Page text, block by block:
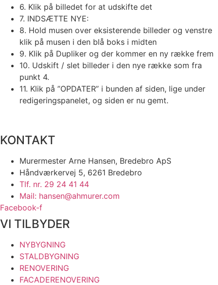
6. Klik på billedet for at udskifte det
7. INDSÆTTE NYE:
8. Hold musen over eksisterende billeder og venstre
klik på musen i den blå boks i midten
9. Klik på Dupliker og der kommer en ny række frem
10. Udskift / slet billeder i den nye række som fra
punkt 4.
11. Klik på ”OPDATER” i bunden af siden, lige under
redigeringspanelet, og siden er nu gemt.
KONTAKT
​Murermester Arne Hansen, Bredebro ApS
Håndværkervej 5, 6261 Bredebro​
Tlf. nr. 29 24 41 44​
Mail: hansen@ahmurer.com
Facebook-f
VI TILBYDER
NYBYGNING
STALDBYGNING
RENOVERING
FACADERENOVERING